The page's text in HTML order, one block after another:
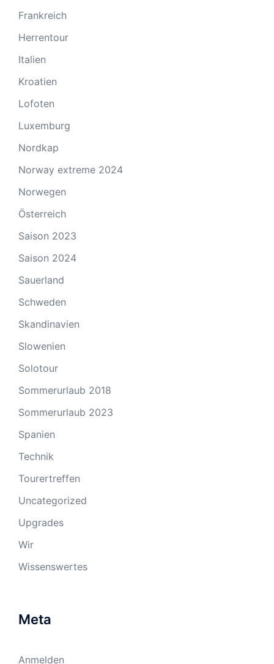
Frankreich
Herrentour
Italien
Kroatien
Lofoten
Luxemburg
Nordkap
Norway extreme 2024
Norwegen
Österreich
Saison 2023
Saison 2024
Sauerland
Schweden
Skandinavien
Slowenien
Solotour
Sommerurlaub 2018
Sommerurlaub 2023
Spanien
Technik
Tourertreffen
Uncategorized
Upgrades
Wir
Wissenswertes
Meta
Anmelden